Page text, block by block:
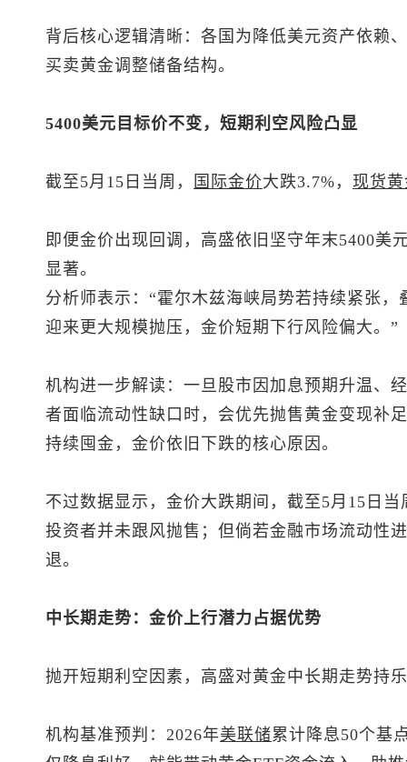
背后核心逻辑清晰：各国为降低美元资产依赖
买卖黄金调整储备结构。
5400美元目标价不变，短期利空风险凸显
截至5月15日当周， 国际金价大跌3.7%， 现货
即便金价出现回调，高盛依旧坚守年末5400美
显著。
分析师表示：“霍尔木兹海峡局势若持续紧张
迎来更大规模抛压，金价短期下行风险偏大。”
机构进一步解读：一旦股市因加息预期升温、
者面临流动性缺口时，会优先抛售黄金变现补
持续囤金，金价依旧下跌的核心原因。
不过数据显示，金价大跌期间，截至5月15日
投资者并未跟风抛售；但倘若金融市场流动性
退。
中长期走势：金价上行潜力占据优势
抛开短期利空因素，高盛对黄金中长期走势持
机构基准预判：2026年美联储累计降息50个基